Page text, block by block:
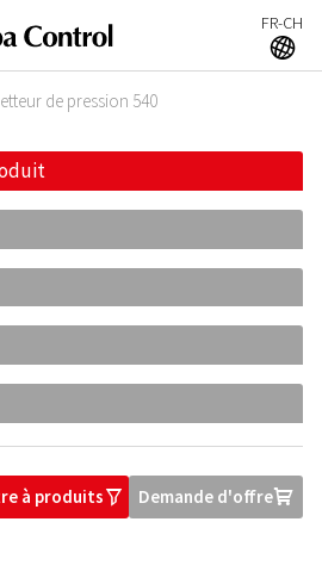
FR-CH
A
de pression 540
à produitsO Demande d'offreU